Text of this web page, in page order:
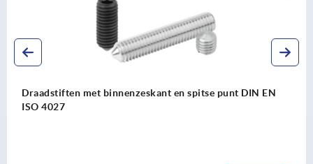
Draadstiften met binnenzeskant en spitse punt DIN EN
ISO 4027